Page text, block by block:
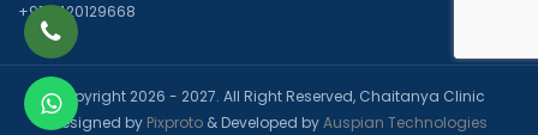
+91 9420129668
Copyright 2026 - 2027. All Right Reserved, Chaitanya Clinic
Designed by Pixproto& Developed byAuspian Technologies